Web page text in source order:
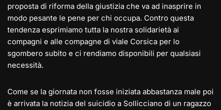
proposta di riforma della giustizia che va ad inasprire in
modo pesante le pene per chi occupa. Contro questa
tendenza esprimiamo tutta la nostra solidarietà ai
compagni e alle compagne di viale Corsica per lo
sgombero subito e ci rendiamo disponibili per qualsiasi
necessità.
Come se la giornata non fosse iniziata abbastanza male poi
è arrivata la notizia del suicidio a Sollicciano di un ragazzo